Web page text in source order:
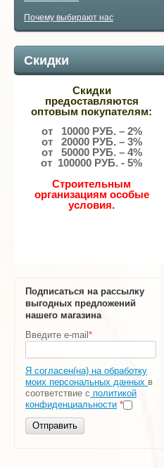
Почему выбирают нас
Скидки
Скидки
предоставляются
оптовым покупателям:
от 10000 РУБ. – 2%
от 20000 РУБ. – 3%
от 50000 РУБ. – 4%
от 100000 РУБ. - 5%
Строительным
организациям особые
условия.
Подписаться на рассылку
выгодных предложений
нашего магазина
Введите e-mail *
Я согласен(на) на обработку
моих персональных данных в
соответствие с политикой
конфиденциальности *
Отправить